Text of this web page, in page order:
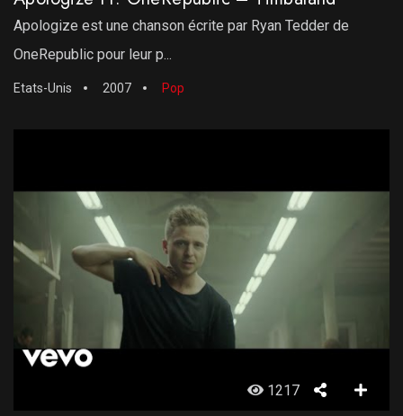
Apologize est une chanson écrite par Ryan Tedder de
OneRepublic pour leur p...
Etats-Unis 2007 Pop
1217